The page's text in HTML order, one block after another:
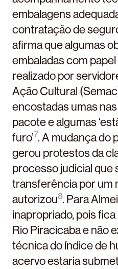
embalagens
contratação de
afirma que algumas
embaladas com
realizado por
Ação Cultural
encostadas umas
pacote e algumas
furo’7. A mudança do
gerou protestos da
processo judicial que
transferência por um
autorizou8. Para
inapropriado, pois
Rio Piracicaba e não
técnica do índice de
acervo estaria